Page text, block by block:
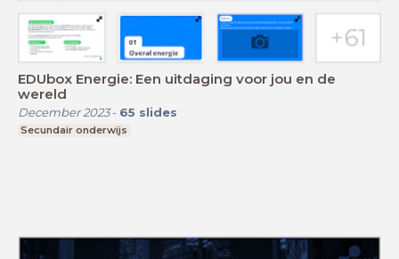
EDUbox Energie: Een uitdaging voor jou en de
wereld
December 2023- 65 slides
Secundair onderwijs